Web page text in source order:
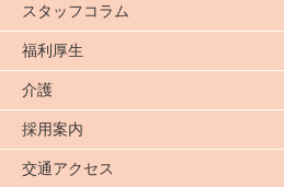
スタッフコラム
福利厚生
介護
採用案内
交通アクセス